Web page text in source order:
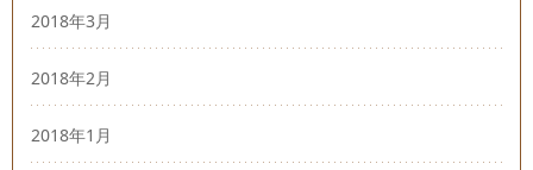
2018年3月
2018年2月
2018年1月